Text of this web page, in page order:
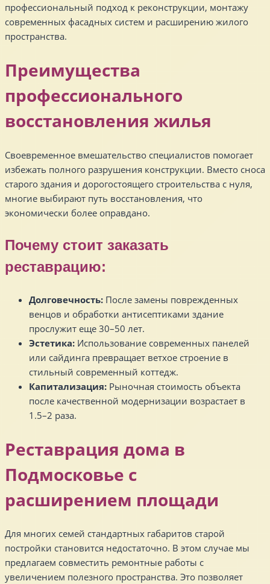
профессиональный подход к реконструкции, монтажу
современных фасадных систем и расширению жилого
пространства.
Преимущества
профессионального
восстановления жилья
Своевременное вмешательство специалистов помогает
избежать полного разрушения конструкции. Вместо сноса
старого здания и дорогостоящего строительства с нуля,
многие выбирают путь восстановления, что
экономически более оправдано.
Почему стоит заказать
реставрацию:
Долговечность: После замены поврежденных
венцов и обработки антисептиками здание
прослужит еще 30–50 лет.
Эстетика: Использование современных панелей
или сайдинга превращает ветхое строение в
стильный современный коттедж.
Капитализация: Рыночная стоимость объекта
после качественной модернизации возрастает в
1.5–2 раза.
Реставрация дома в
Подмосковье с
расширением площади
Для многих семей стандартных габаритов старой
постройки становится недостаточно. В этом случае мы
предлагаем совместить ремонтные работы с
увеличением полезного пространства. Это позволяет